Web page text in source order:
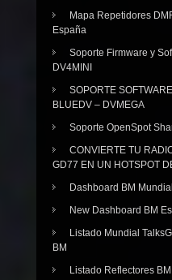
Mapa Repetidores
España
Soporte Firmware y
DV4MINI
SOPORTE SOFTWARE
BLUEDV – DVMEGA
Soporte OpenSpot
CONVIERTE TU
GD77 EN UN HOTSPOT
Dashboard BM
New Dashboard BM
Listado Mundial
BM
Listado Reflectores BM